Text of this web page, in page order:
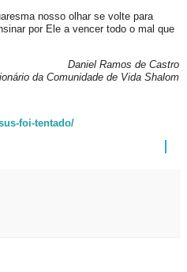
nosso olhar se volte para
por Ele a vencer todo o mal que
Daniel Ramos de Castro
da Comunidade de Vida Shalom
foi-tentado/